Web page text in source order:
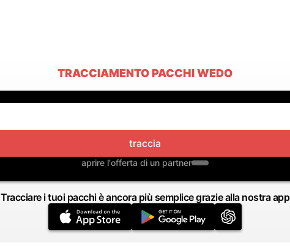
TRACCIAMENTO PACCHI WEDO
traccia
aprire l'offerta di un partner
Tracciare i tuoi pacchi è ancora più semplice grazie alla nostra app